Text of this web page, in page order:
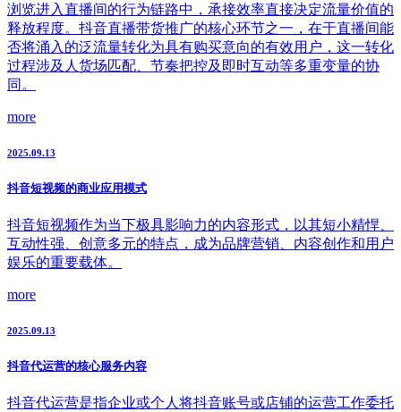
浏览进入直播间的行为链路中，承接效率直接决定流量价值的
释放程度。抖音直播带货推广的核心环节之一，在于直播间能
否将涌入的泛流量转化为具有购买意向的有效用户，这一转化
过程涉及人货场匹配、节奏把控及即时互动等多重变量的协
同。
more
2025.09.13
抖音短视频的商业应用模式
抖音短视频作为当下极具影响力的内容形式，以其短小精悍、
互动性强、创意多元的特点，成为品牌营销、内容创作和用户
娱乐的重要载体。
more
2025.09.13
抖音代运营的核心服务内容
抖音代运营是指企业或个人将抖音账号或店铺的运营工作委托